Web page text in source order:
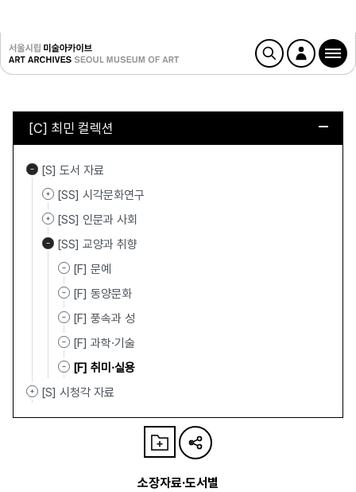
[C] 최민 컬렉션
[S] 도서 자료
[SS] 시각문화연구
[SS] 인문과 사회
[SS] 교양과 취향
[F] 문예
[F] 동양문화
[F] 풍속과 성
[F] 과학·기술
[F] 취미·실용
[S] 시청각 자료
소장자료·도서별